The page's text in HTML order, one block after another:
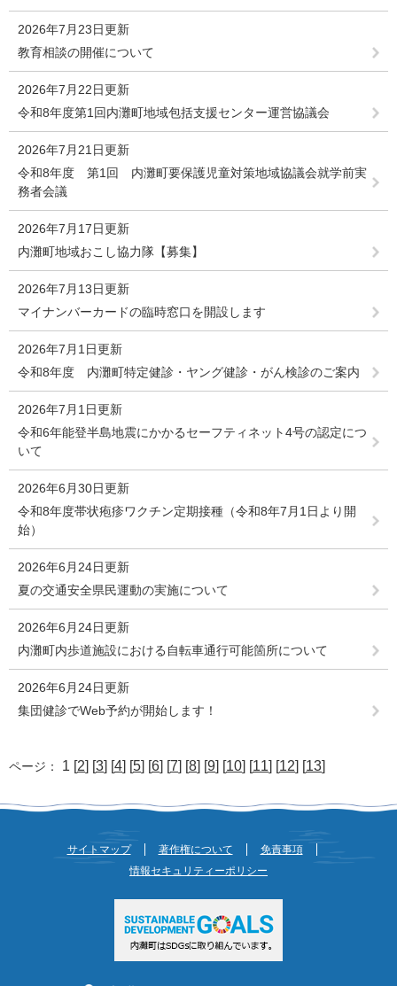
2026年7月23日更新
教育相談の開催について
2026年7月22日更新
令和8年度第1回内灘町地域包括支援センター運営協議会
2026年7月21日更新
令和8年度 第1回 内灘町要保護児童対策地域協議会就学前実
務者会議
2026年7月17日更新
内灘町地域おこし協力隊【募集】
2026年7月13日更新
マイナンバーカードの臨時窓口を開設します
2026年7月1日更新
令和8年度 内灘町特定健診・ヤング健診・がん検診のご案内
2026年7月1日更新
令和6年能登半島地震にかかるセーフティネット4号の認定につ
いて
2026年6月30日更新
令和8年度帯状疱疹ワクチン定期接種（令和8年7月1日より開
始）
2026年6月24日更新
夏の交通安全県民運動の実施について
2026年6月24日更新
内灘町内歩道施設における自転車通行可能箇所について
2026年6月24日更新
集団健診でWeb予約が開始します！
ページ： 1 [2] [3] [4] [5] [6] [7] [8] [9] [10] [11] [12] [13]
サイトマップ 著作権について
免責事項
情報セキュリティーポリシー